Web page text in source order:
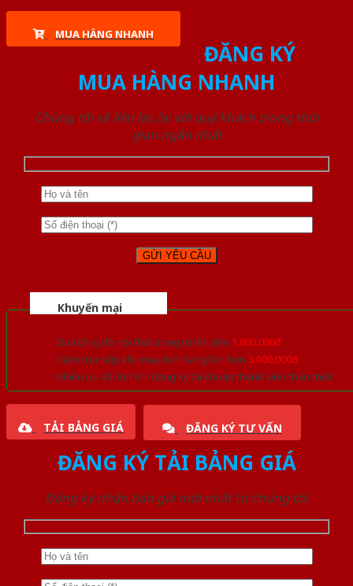
MUA HÀNG NHANH
ĐĂNG KÝ
MUA HÀNG NHANH
Chúng tôi sẽ liên lạc lại với quý khách trong thời
gian ngắn nhất
Khuyến mại
Quà tặng đồ nội thất trang trí lên đến 1.000.000đ
Giảm trực tiếp khi mua đơn hàng lớn hơn 3.000.000đ
Nhiều ưu đãi lớn khi đăng ký tài khoản thành viên thân thiết
TẢI BẢNG GIÁ ĐĂNG KÝ TƯ VẤN
ĐĂNG KÝ TẢI BẢNG GIÁ
Đăng ký nhận báo giá mới nhất từ chúng tôi